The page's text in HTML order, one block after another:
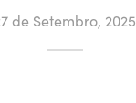
de Setembro, 2025